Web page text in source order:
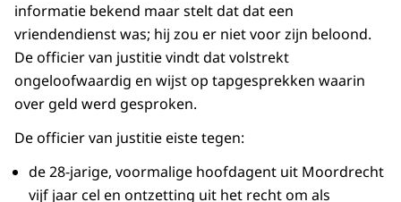
informatie bekend maar stelt dat dat een
vriendendienst was; hij zou er niet voor zijn beloond.
De officier van justitie vindt dat volstrekt
ongeloofwaardig en wijst op tapgesprekken waarin
over geld werd gesproken.
De officier van justitie eiste tegen:
de 28-jarige, voormalige hoofdagent uit Moordrecht
vijf jaar cel en ontzetting uit het recht om als